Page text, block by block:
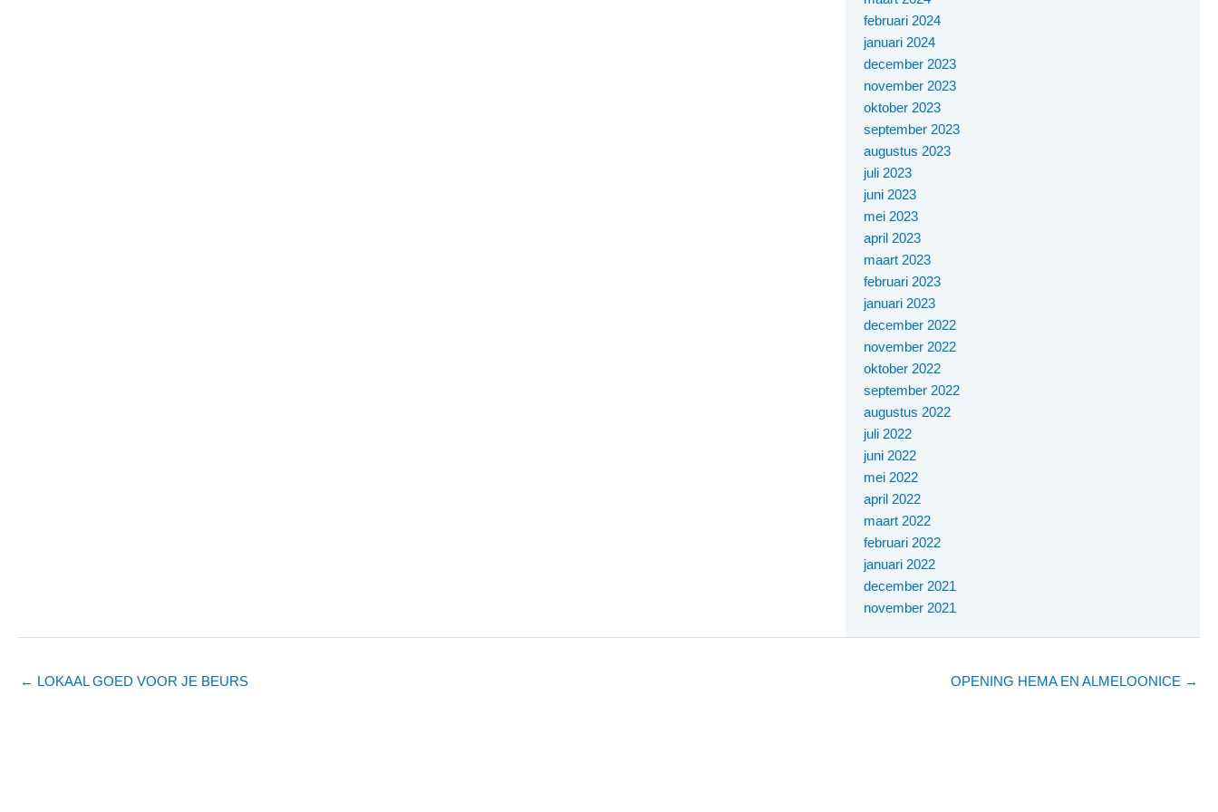
februari 2024
januari 2024
december 2023
november 2023
oktober 2023
september 2023
augustus 2023
juli 2023
juni 2023
mei 2023
april 2023
maart 2023
februari 2023
januari 2023
december 2022
november 2022
oktober 2022
september 2022
augustus 2022
juli 2022
juni 2022
mei 2022
april 2022
maart 2022
februari 2022
januari 2022
december 2021
november 2021
← LOKAAL GOED VOOR JE BEURS OPENING HEMA EN ALMELOONICE →